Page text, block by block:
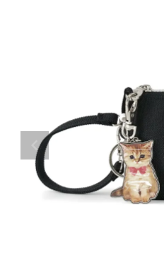
価格帯
〜